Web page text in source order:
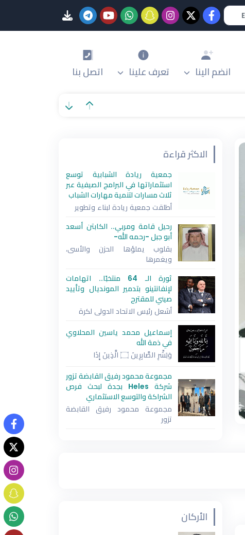
انضم الينا تعرف علينا اتصل بنا
الاكثر قراءة
جمعية ريادة الشبابية توسع
استثماراتها في البرامج الصيفية عبر
ثلاث مسارات لتنمية مهارات الشباب
أطلقت جمعية ريادة لبناء وتطوير
رحيل قامة ومربي.. الكابتن أسعد
أبو جبل -رحمه الله-
بقلوب يملؤها الحزن والأسى،
ويغمرها
ثورة الـ 64 منتخبًا.. اتهامات
لإنفانتينو بتدمير المونديال وتأييد
صيني للمقترح
أشعل رئيس الاتحاد الدولي لكرة
إسماعيل محمد ياسين المحلاوي
في ذمة الله
وَبَشِّرِ الصَّابِرِينَ ۝ الَّذِينَ إِذَا
مجموعة محمود رفيق القابضة تزور
شركة Heles بجدة لبحث فرص
الشراكة والتوسع الاستثماري
مجموعة محمود رفيق القابضة
تزور
الأركان